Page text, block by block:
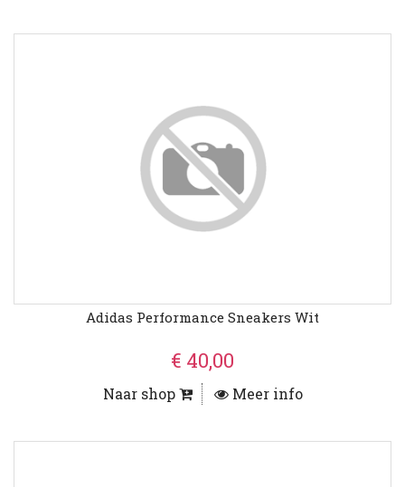
Adidas Performance Sneakers Wit
€ 40,00
Naar shop Meer info